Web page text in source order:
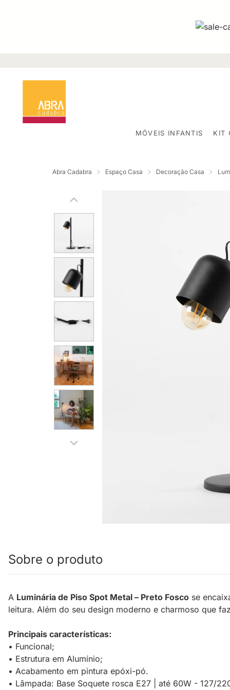
MÓVEIS INFANTIS KIT
Abra Cadabra Espaço Casa Decoração Casa
Sobre o produto
A Luminária de Piso Spot Metal – Preto Fosco se
leitura. Além do seu design moderno e charmoso que
Principais características:
• Funcional;
• Estrutura em Alumínio;
• Acabamento em pintura epóxi-pó.
• Lâmpada: Base Soquete rosca E27 | até 60W - 127/